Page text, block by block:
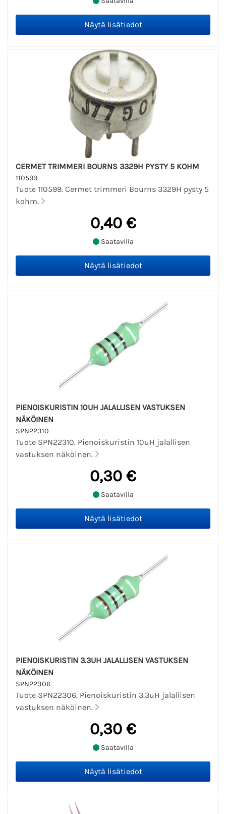
CERMET TRIMMERI BOURNS 3329H PYSTY 5 KOHM
110599
Tuote 110599. Cermet trimmeri Bourns 3329H pysty 5
kohm.
0,40 €
Saatavilla
PIENOISKURISTIN 10UH JALALLISEN VASTUKSEN
NÄKÖINEN
SPN22310
Tuote SPN22310. Pienoiskuristin 10uH jalallisen
vastuksen näköinen.
0,30 €
Saatavilla
PIENOISKURISTIN 3.3UH JALALLISEN VASTUKSEN
NÄKÖINEN
SPN22306
Tuote SPN22306. Pienoiskuristin 3.3uH jalallisen
vastuksen näköinen.
0,30 €
Saatavilla